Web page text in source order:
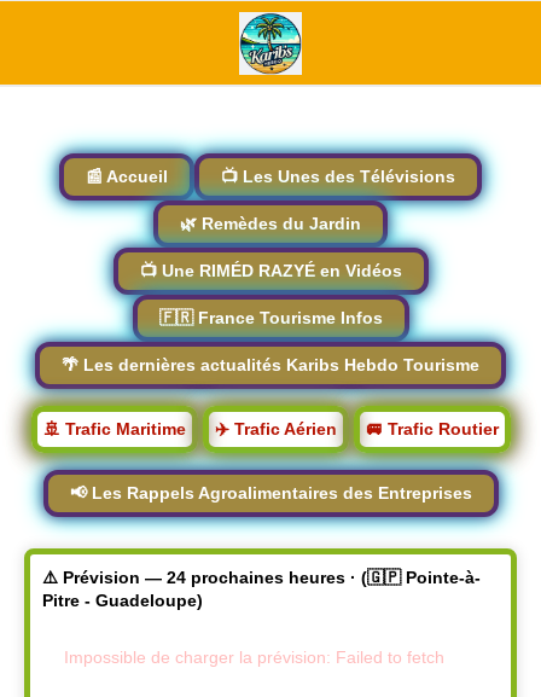
📰 Accueil 📺 Les Unes des Télévisions
🌿 Remèdes du Jardin
📺 Une RIMÉD RAZYÉ en Vidéos
🇫🇷 France Tourisme Infos
🌴 Les dernières actualités Karibs Hebdo Tourisme
🚢 Trafic Maritime ✈️ Trafic Aérien 🚐 Trafic Routier
📢 Les Rappels Agroalimentaires des Entreprises
⚠️ Prévision — 24 prochaines heures · (🇬🇵 Pointe-à-
Pitre - Guadeloupe)
Impossible de charger la prévision: Failed to fetch